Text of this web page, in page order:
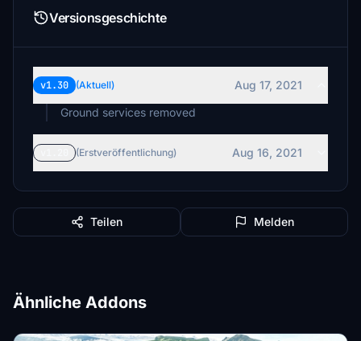
Versionsgeschichte
v1.30 (Aktuell)
Aug 17, 2021
Ground services removed
(Erstveröffentlichung) Aug 16, 2021
Teilen Melden
Ähnliche Addons